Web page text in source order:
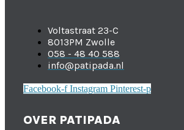
Voltastraat 23-C
8013PM Zwolle
058 - 48 40 588
info@patipada.nl
Facebook-f Instagram Pinterest-p
OVER PATIPADA